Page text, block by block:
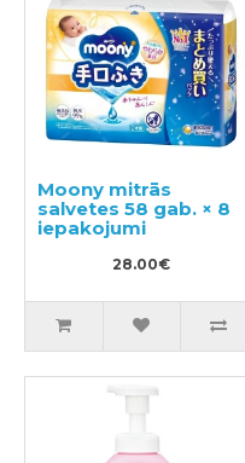
Moony mitrās
salvetes 58 gab. × 8
iepakojumi
28.00€